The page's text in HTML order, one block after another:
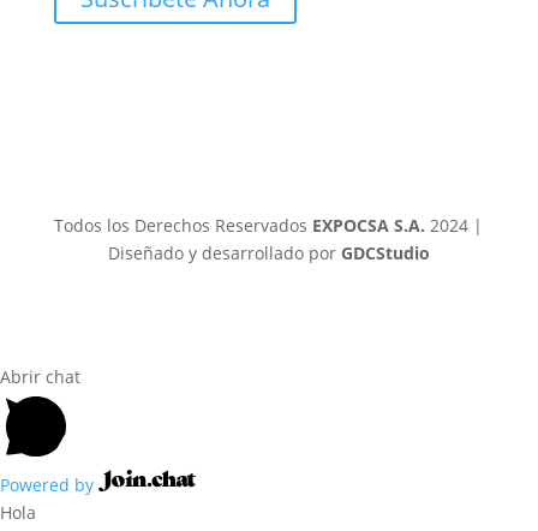
Todos los Derechos Reservados EXPOCSA S.A. 2024 |
Diseñado y desarrollado por GDCStudio
Abrir chat
Powered by
Hola